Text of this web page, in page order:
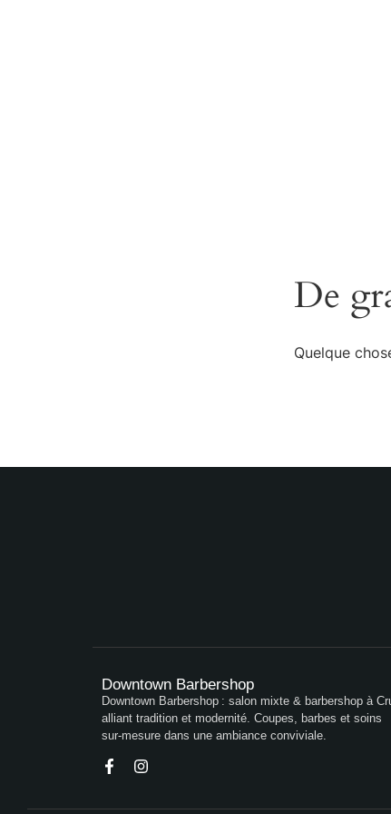
De
Quelque
Downtown Barbershop
Downtown Barbershop : salon mixte & barbershop à
alliant tradition et modernité. Coupes, barbes et soins
sur‑mesure dans une ambiance conviviale.